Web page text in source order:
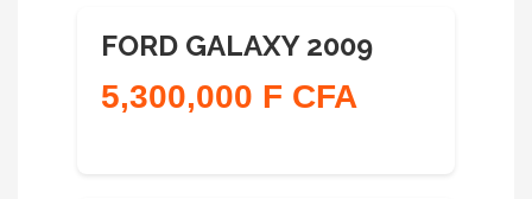
FORD GALAXY 2009
5,300,000 F CFA